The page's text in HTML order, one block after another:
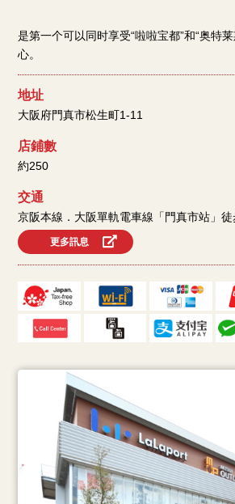
是第一个可以同时享受“啦啦宝都”和“奥特
心。
地址
大阪府門真市松生町1-11
店鋪數
約250
交通
京阪本線．大阪單軌電車線「門真市站」
更多訊息